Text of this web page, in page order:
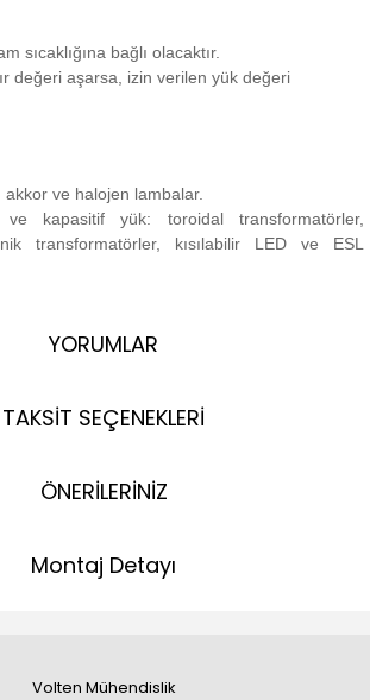
sıcaklığına bağlı olacaktır.
değeri aşarsa, izin verilen yük değeri
ve halojen lambalar.
kapasitif yük: toroidal transformatörler,
transformatörler, kısılabilir LED ve ESL
YORUMLAR
TAKSİT SEÇENEKLERİ
ÖNERİLERİNİZ
Montaj Detayı
Volten Mühendislik